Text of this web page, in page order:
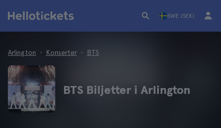
SWE (SEK)
Arlington Konserter BTS
BTS Biljetter i Arlington